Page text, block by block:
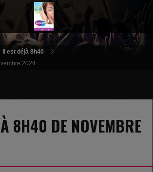
Il est déjà 8h40
2024
8H40 DE NOVEMBRE